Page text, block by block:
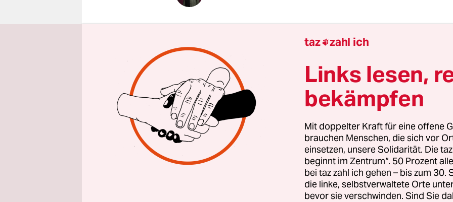
| Nie wieder ist jetzt, das muss bei der steigenden
und den rechten Mobilisierungengegen queere
je gelten“, so eröffnet Uwe Fröhlich vom LSVD Berlin-
Gedenkveranstaltung zum 82. Jahrestag der Mordaktionen
homosexuellen Häftlingen im Klinkerwerk, einem
Sachsenhausen.
Er steht vor einer Gedenktafel im ehemaligen Zellenbau des
Konzentrationslagers. 1992 wurde hier die Plakette mit der
„Totgeschlagen. Totgeschwiegen.Den Homosexuellen
installiert. An der Tafel ist eine
taz zahl ich
Links lesen,
bekämpfen
Mit doppelter Kraft für eine offene
brauchen Menschen, die sich vor
einsetzen, unsere Solidarität. Die
beginnt im Zentrum“. 50 Prozent
bei taz zahl ich gehen – bis zum
die linke, selbstverwaltete Orte
bevor sie verschwinden. Sind Sie